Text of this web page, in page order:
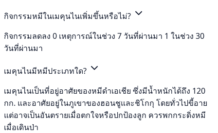
กิจกรรมหมีในเมคุนไนเพิ่มขึ้นหรือไม่?
กิจกรรมลดลง 0 เหตุการณ์ในช่วง 7 วันที่ผ่านมา 1 ในช่วง 30
วันที่ผ่านมา
เมคุนไนมีหมีประเภทใด?
เมคุนไนเป็นที่อยู่อาศัยของหมีดำเอเชีย ซึ่งมีน้ำหนักได้ถึง 120
กก. และอาศัยอยู่ในภูเขาของฮอนชูและชิโกกุ โดยทั่วไปขี้อาย
แต่อาจเป็นอันตรายเมื่อตกใจหรือปกป้องลูก ควรพกกระดิ่งหมี
เมื่อเดินป่า